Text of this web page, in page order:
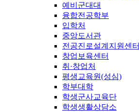
예비군대대
융합전공학부
입학처
중앙도서관
전공진로설계지원센터
창업보육센터
취·창업처
평생교육원(성심)
학부대학
학생군사교육단
학생생활상담소